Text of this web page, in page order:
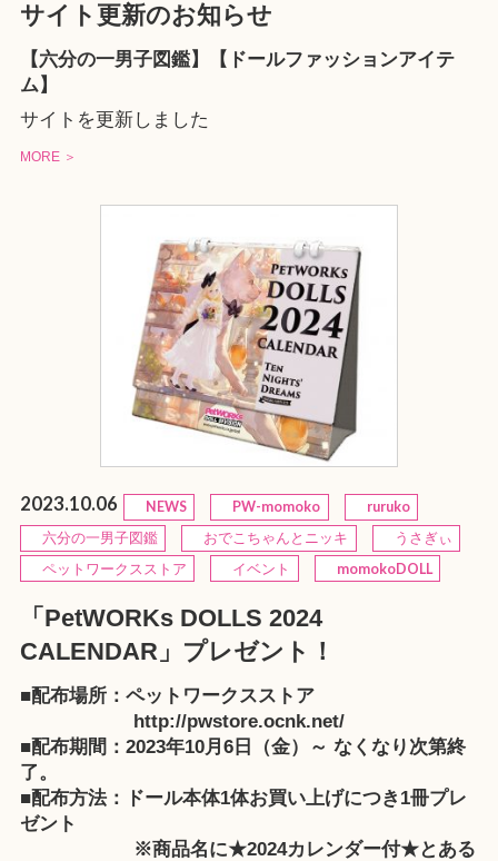
サイト更新のお知らせ
【六分の一男子図鑑】【ドールファッションアイテ
ム】
サイトを更新しました
MORE ＞
2023.10.06 NEWS PW-momoko
ruruko
六分の一男子図鑑
おでこちゃんとニッキ
うさぎぃ
ペットワークスストア
イベント momokoDOLL
「PetWORKs DOLLS 2024
CALENDAR」プレゼント！
■配布場所：ペットワークスストア
http://pwstore.ocnk.net/
■配布期間：2023年10月6日（金）～ なくなり次第終
了。
■配布方法：ドール本体1体お買い上げにつき1冊プレ
ゼント
※商品名に★2024カレンダー付★とある